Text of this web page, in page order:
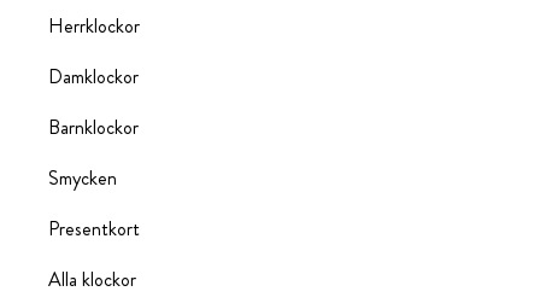
Herrklockor
Damklockor
Barnklockor
Smycken
Presentkort
Alla klockor